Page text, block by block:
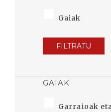
Gaiak
FILTRATU
GAIAK
Garraioak